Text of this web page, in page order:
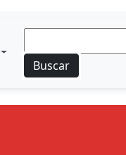
Buscar